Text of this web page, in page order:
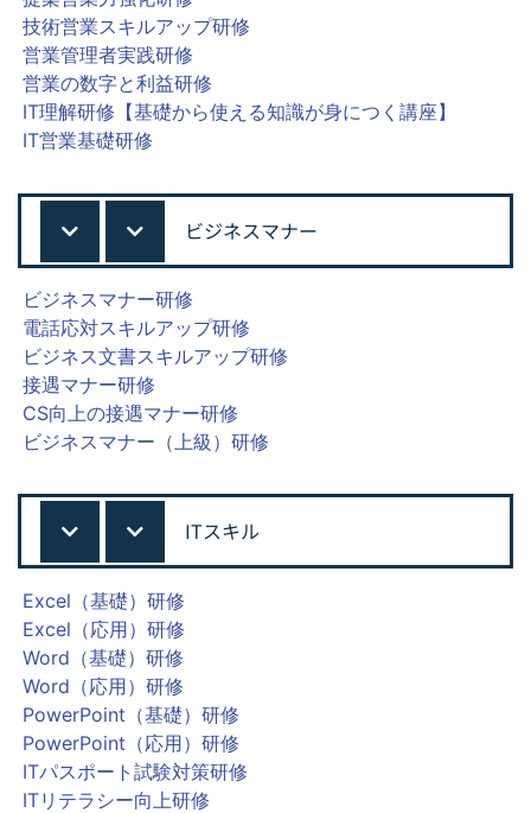
技術営業スキルアップ研修
営業管理者実践研修
営業の数字と利益研修
IT理解研修【基礎から使える知識が身につく講座】
IT営業基礎研修
ビジネスマナー
ビジネスマナー研修
電話応対スキルアップ研修
ビジネス文書スキルアップ研修
接遇マナー研修
CS向上の接遇マナー研修
ビジネスマナー（上級）研修
ITスキル
Excel（基礎）研修
Excel（応用）研修
Word（基礎）研修
Word（応用）研修
PowerPoint（基礎）研修
PowerPoint（応用）研修
ITパスポート試験対策研修
ITリテラシー向上研修